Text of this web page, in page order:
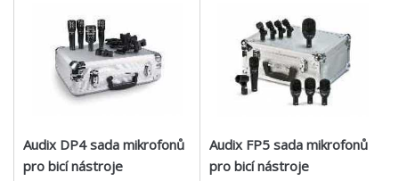
Audix DP4 sada mikrofonů
pro bicí nástroje
Audix FP5 sada mikrofonů
pro bicí nástroje